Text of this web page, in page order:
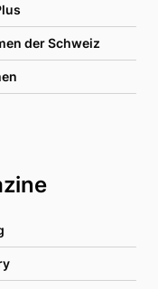
der Schweiz